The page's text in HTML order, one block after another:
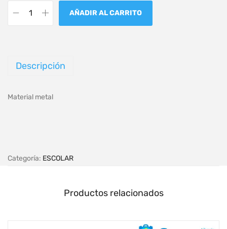
AÑADIR AL CARRITO
Descripción
Material metal
Categoría: ESCOLAR
Productos relacionados